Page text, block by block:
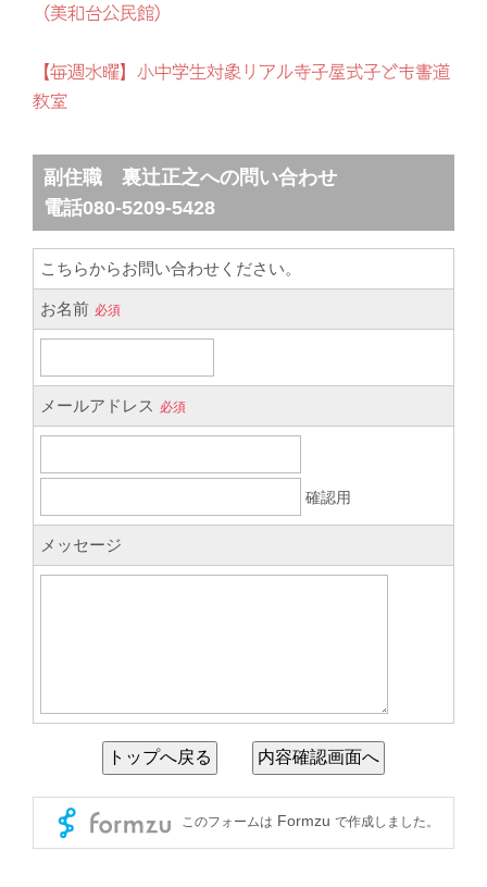
（美和台公民館）
【毎週水曜】小中学生対象リアル寺子屋式子ども書道
教室